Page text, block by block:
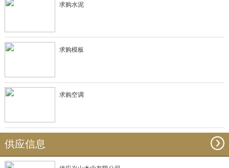
求购水泥
求购模板
求购空调
供应信息